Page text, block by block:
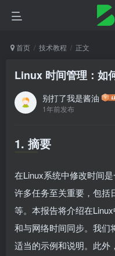
首页 技术教程 正文
Linux 时间管理：如
别打了我是酱油
1年前发布
1. 摘要
在Linux系统中修改时间
许多任务至关重要，包括
等。本报告将介绍在
和与网络时间同步。我们
适当的示例和说明。此外